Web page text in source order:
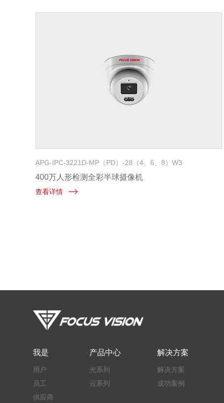
APG-IPC-3221D-MP（PD）-28（4、6、8）W3
400万人形检测全彩半球摄像机
查看详情
我是
用户
员工
供应商
产品中心
光系列
云系列
解决方案
解决方案
成功案例